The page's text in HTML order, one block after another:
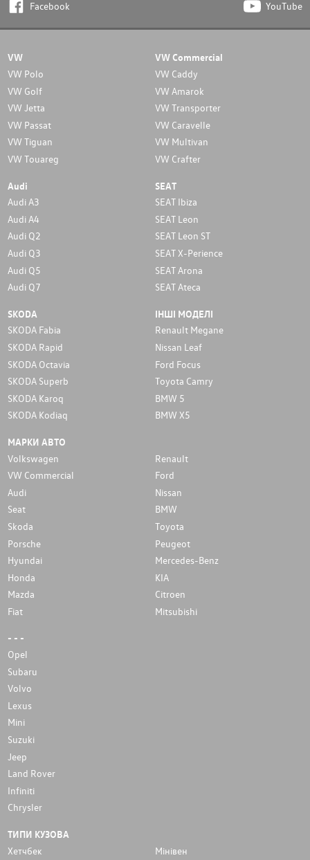
Facebook YouTube
VW
VW Polo
VW Golf
VW Jetta
VW Passat
VW Tiguan
VW Touareg
VW Commercial
VW Caddy
VW Amarok
VW Transporter
VW Caravelle
VW Multivan
VW Crafter
Audi
Audi A3
Audi A4
Audi Q2
Audi Q3
Audi Q5
Audi Q7
SEAT
SEAT Ibiza
SEAT Leon
SEAT Leon ST
SEAT X-Perience
SEAT Arona
SEAT Ateca
SKODA
SKODA Fabia
SKODA Rapid
SKODA Octavia
SKODA Superb
SKODA Karoq
SKODA Kodiaq
ІНШІ МОДЕЛІ
Renault Megane
Nissan Leaf
Ford Focus
Toyota Camry
BMW 5
BMW X5
МАРКИ АВТО
Volkswagen
Renault
VW Commercial
Ford
Audi
Nissan
Seat
BMW
Skoda
Toyota
Porsche
Peugeot
Hyundai
Mercedes-Benz
Honda
KIA
Mazda
Citroen
Fiat
Mitsubishi
- - -
Opel
Subaru
Volvo
Lexus
Mini
Suzuki
Jeep
Land Rover
Infiniti
Chrysler
ТИПИ КУЗОВА
Хетчбек
Мінівен